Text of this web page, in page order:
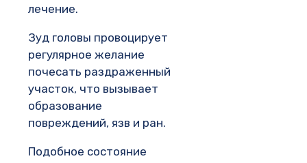
лечение.
Зуд головы провоцирует
регулярное желание
почесать раздраженный
участок, что вызывает
образование
повреждений, язв и ран.
Подобное состояние